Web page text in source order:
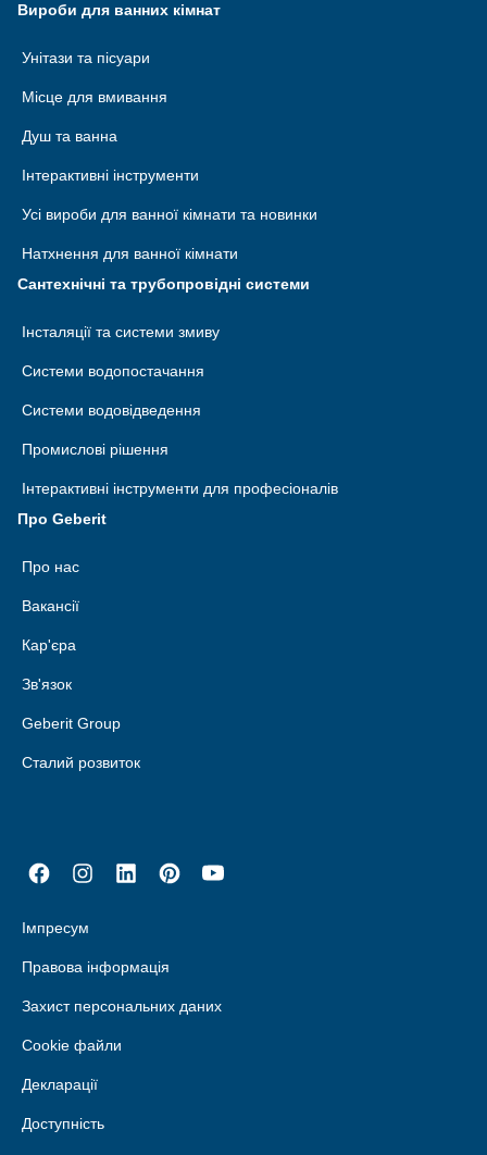
Вироби для ванних кімнат
Унітази та пісуари
Місце для вмивання
Душ та ванна
Інтерактивні інструменти
Усі вироби для ванної кімнати та новинки
Натхнення для ванної кімнати
Сантехнічні та трубопровідні системи
Інсталяції та системи змиву
Системи водопостачання
Системи водовідведення
Промислові рішення
Інтерактивні інструменти для професіоналів
Про Geberit
Про нас
Вакансії
Кар'єра
Зв'язок
Geberit Group
Сталий розвиток
Імпресум
Правова інформація
Захист персональних даних
Cookie файли
Декларації
Доступність